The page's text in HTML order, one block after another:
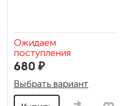
Ожидаем
поступления
680 ₽
Выбрать вариант